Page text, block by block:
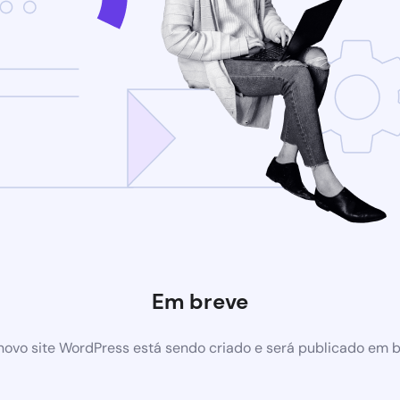
Em breve
site WordPress está sendo criado e será publicado em